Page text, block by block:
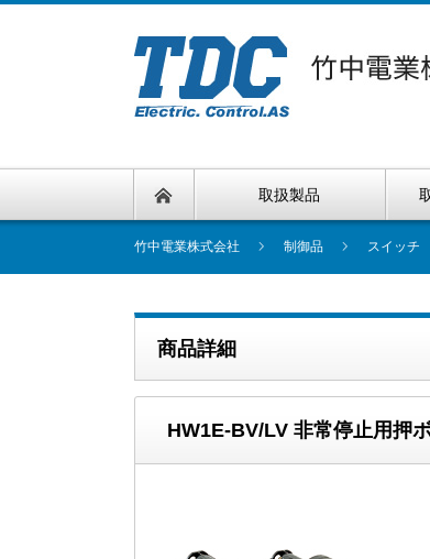
取扱製品
竹中電業株式会社 制御品 スイッチ
商品詳細
HW1E-BV/LV 非常停止用押